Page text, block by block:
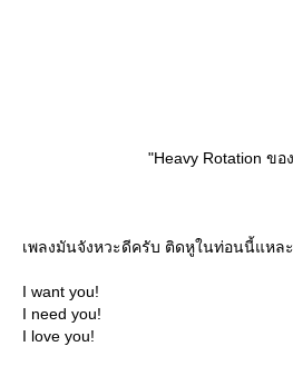
"Heavy Rotation ขอ
เพลงมันจังหวะดีครับ ติดหูในท่อนนี้แหละ
I want you!
I need you!
I love you!